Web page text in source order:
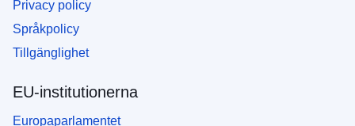
Privacy policy
Språkpolicy
Tillgänglighet
EU-institutionerna
Europaparlamentet